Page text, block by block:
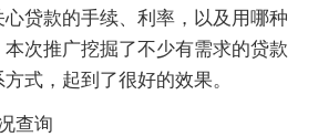
贷款的手续、利率，以及用哪种
次推广挖掘了不少有需求的贷款
式，起到了很好的效果。
查询